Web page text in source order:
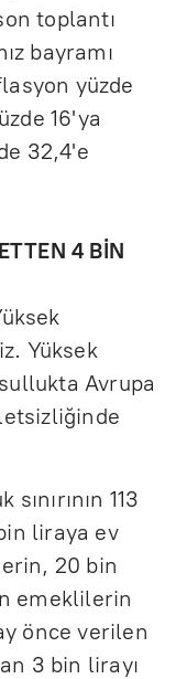
toplantı
bayramı
yüzde
16'ya
32,4'e
4 BİN
Yüksek
Avrupa
113
liraya ev
20 bin
emeklilerin
önce verilen
3 bin lirayı